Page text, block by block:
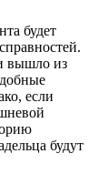
будет
вышло из
если
будут